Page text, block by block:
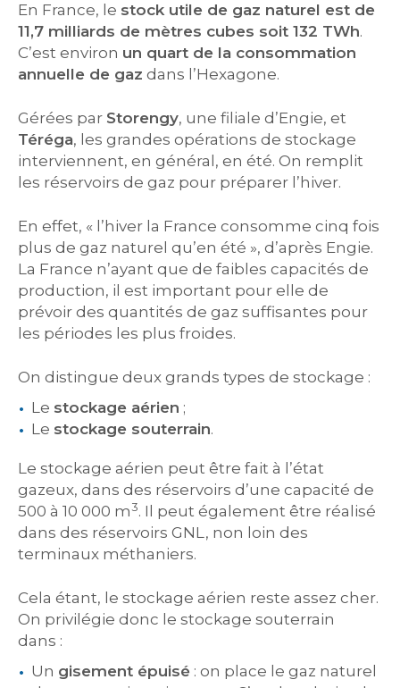
En France, le stock utile de gaz naturel est de
11,7 milliards de mètres cubes soit 132 TWh.
C’est environ un quart de la consommation
annuelle de gaz dans l’Hexagone.
Gérées par Storengy, une filiale d’Engie, et
Téréga, les grandes opérations de stockage
interviennent, en général, en été. On remplit
les réservoirs de gaz pour préparer l’hiver.
En effet, « l’hiver la France consomme cinq fois
plus de gaz naturel qu’en été », d’après Engie.
La France n’ayant que de faibles capacités de
production, il est important pour elle de
prévoir des quantités de gaz suffisantes pour
les périodes les plus froides.
On distingue deux grands types de stockage :
Le stockage aérien ;
Le stockage souterrain.
Le stockage aérien peut être fait à l’état
gazeux, dans des réservoirs d’une capacité de
500 à 10 000 m3. Il peut également être réalisé
dans des réservoirs GNL, non loin des
terminaux méthaniers.
Cela étant, le stockage aérien reste assez cher.
On privilégie donc le stockage souterrain
dans :
Un gisement épuisé : on place le gaz naturel